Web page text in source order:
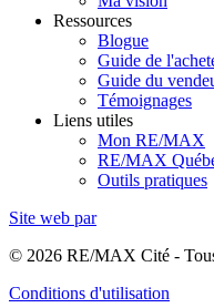
Ressources
Blogue
Guide de
Guide du
Témoignages
Liens utiles
Mon RE/MAX
RE/MAX
Outils pratiques
Site web par
© 2026 RE/MAX Cité -
Conditions d'utilisation